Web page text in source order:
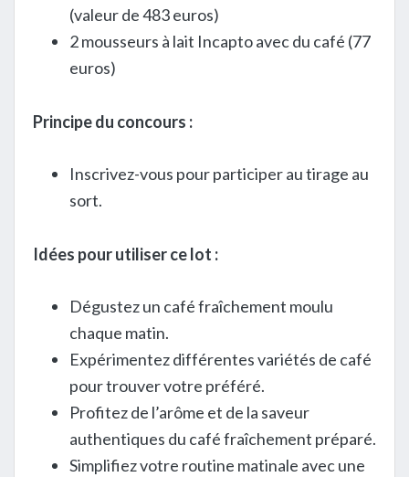
(valeur de 483 euros)
2 mousseurs à lait Incapto avec du café (77
euros)
Principe du concours :
Inscrivez-vous pour participer au tirage au
sort.
Idées pour utiliser ce lot :
Dégustez un café fraîchement moulu
chaque matin.
Expérimentez différentes variétés de café
pour trouver votre préféré.
Profitez de l’arôme et de la saveur
authentiques du café fraîchement préparé.
Simplifiez votre routine matinale avec une